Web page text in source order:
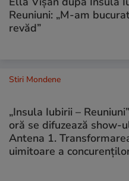
Reuniuni: „M-am
revăd”
Stiri Mondene
„Insula Iubirii –
oră se difuzează show-
Antena 1.
uimitoare a